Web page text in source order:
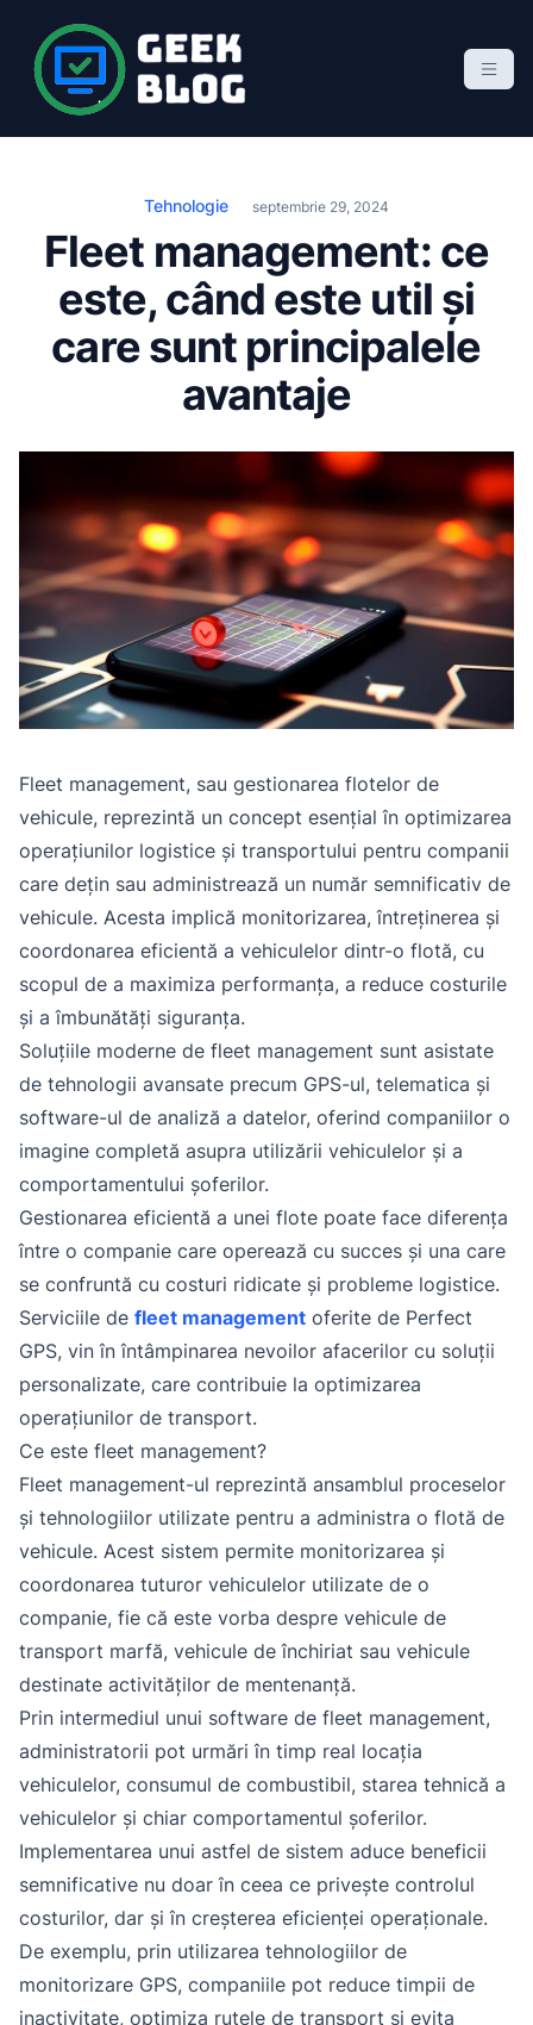
t Geek Blog
blog de marketing online
Tehnologie septembrie 29, 2024
Fleet management: ce
este, când este util și
care sunt principalele
avantaje
Fleet management, sau gestionarea flotelor de
vehicule, reprezintă un concept esențial în optimizarea
operațiunilor logistice și transportului pentru companii
care dețin sau administrează un număr semnificativ de
vehicule. Acesta implică monitorizarea, întreținerea și
coordonarea eficientă a vehiculelor dintr-o flotă, cu
scopul de a maximiza performanța, a reduce costurile
și a îmbunătăți siguranța.
Soluțiile moderne de fleet management sunt asistate
de tehnologii avansate precum GPS-ul, telematica și
software-ul de analiză a datelor, oferind companiilor o
imagine completă asupra utilizării vehiculelor și a
comportamentului șoferilor.
Gestionarea eficientă a unei flote poate face diferența
între o companie care operează cu succes și una care
se confruntă cu costuri ridicate și probleme logistice.
Serviciile de fleet management oferite de Perfect
GPS, vin în întâmpinarea nevoilor afacerilor cu soluții
personalizate, care contribuie la optimizarea
operațiunilor de transport.
Ce este fleet management?
Fleet management-ul reprezintă ansamblul proceselor
și tehnologiilor utilizate pentru a administra o flotă de
vehicule. Acest sistem permite monitorizarea și
coordonarea tuturor vehiculelor utilizate de o
companie, fie că este vorba despre vehicule de
transport marfă, vehicule de închiriat sau vehicule
destinate activităților de mentenanță.
Prin intermediul unui software de fleet management,
administratorii pot urmări în timp real locația
vehiculelor, consumul de combustibil, starea tehnică a
vehiculelor și chiar comportamentul șoferilor.
Implementarea unui astfel de sistem aduce beneficii
semnificative nu doar în ceea ce privește controlul
costurilor, dar și în creșterea eficienței operaționale.
De exemplu, prin utilizarea tehnologiilor de
monitorizare GPS, companiile pot reduce timpii de
inactivitate, optimiza rutele de transport și evita